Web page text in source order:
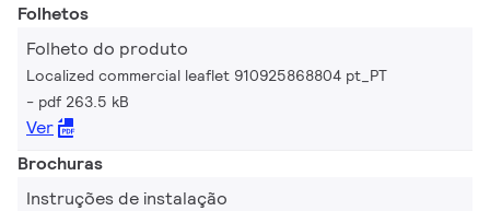
Folhetos
Folheto do produto
Localized commercial leaflet 910925868804 pt_PT
pdf 263.5 kB
Ver
Brochuras
Instruções de instalação